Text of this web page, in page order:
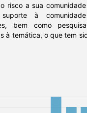
risco a sua
à comunidade
bem como
à temática, o que tem